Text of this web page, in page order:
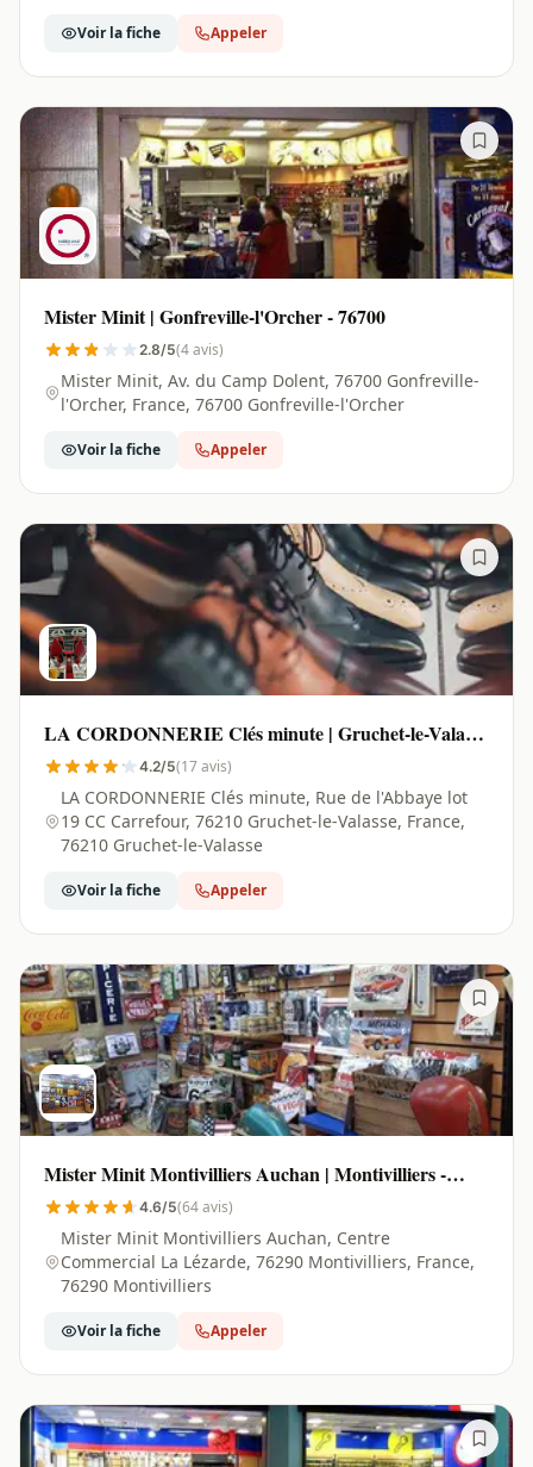
Voir la fiche Appeler
Mister Minit | Gonfreville-l'Orcher - 76700
2.8/5(4 avis)
Mister Minit, Av. du Camp Dolent, 76700 Gonfreville-
l'Orcher, France, 76700 Gonfreville-l'Orcher
Voir la fiche Appeler
LA CORDONNERIE Clés minute | Gruchet-le-Valasse
- 76210
4.2/5(17 avis)
LA CORDONNERIE Clés minute, Rue de l'Abbaye lot
19 CC Carrefour, 76210 Gruchet-le-Valasse, France,
76210 Gruchet-le-Valasse
Voir la fiche Appeler
Mister Minit Montivilliers Auchan | Montivilliers -
76290
4.6/5(64 avis)
Mister Minit Montivilliers Auchan, Centre
Commercial La Lézarde, 76290 Montivilliers, France,
76290 Montivilliers
Voir la fiche Appeler